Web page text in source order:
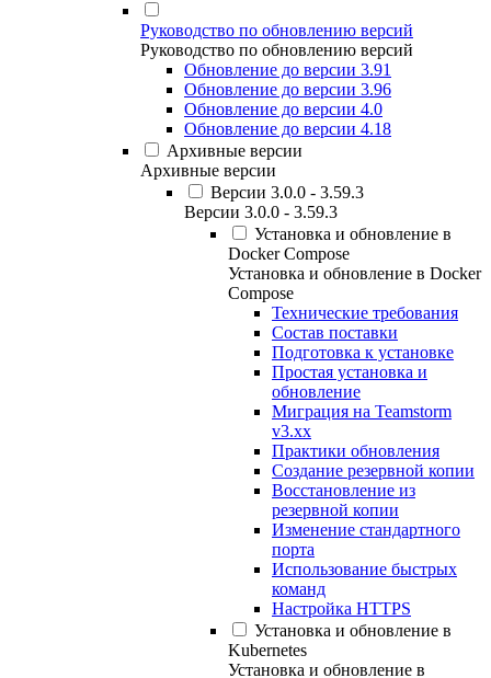
Руководство по обновлению версий
Руководство по обновлению версий
Обновление до версии 3.91
Обновление до версии 3.96
Обновление до версии 4.0
Обновление до версии 4.18
Архивные версии
Архивные версии
Версии 3.0.0 - 3.59.3
Версии 3.0.0 - 3.59.3
Установка и обновление в
Docker Compose
Установка и обновление в Docker
Compose
Технические требования
Состав поставки
Подготовка к установке
Простая установка и
обновление
Миграция на Teamstorm
v3.xx
Практики обновления
Создание резервной копии
Восстановление из
резервной копии
Изменение стандартного
порта
Использование быстрых
команд
Настройка HTTPS
Установка и обновление в
Kubernetes
Установка и обновление в